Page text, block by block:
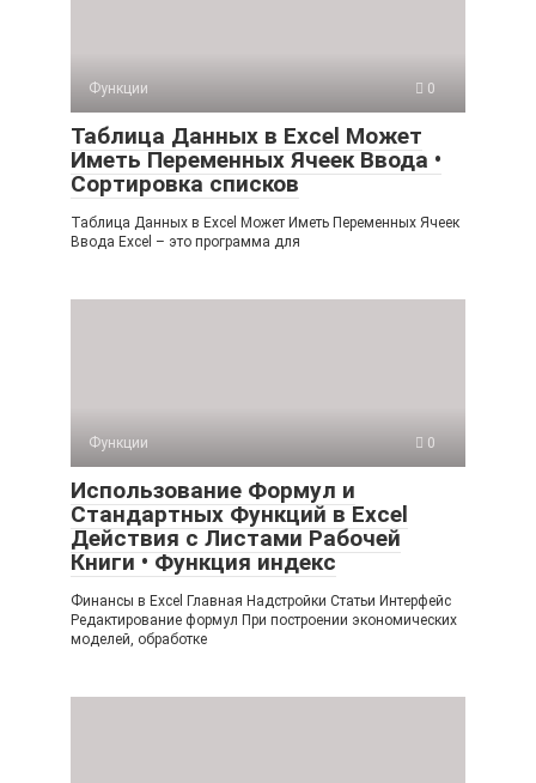
Функции 0
Таблица Данных в Excel Может
Иметь Переменных Ячеек Ввода •
Сортировка списков
Таблица Данных в Excel Может Иметь Переменных Ячеек
Ввода Excel – это программа для
Функции 0
Использование Формул и
Стандартных Функций в Excel
Действия с Листами Рабочей
Книги • Функция индекс
Финансы в Excel Главная Надстройки Статьи Интерфейс
Редактирование формул При построении экономических
моделей, обработке